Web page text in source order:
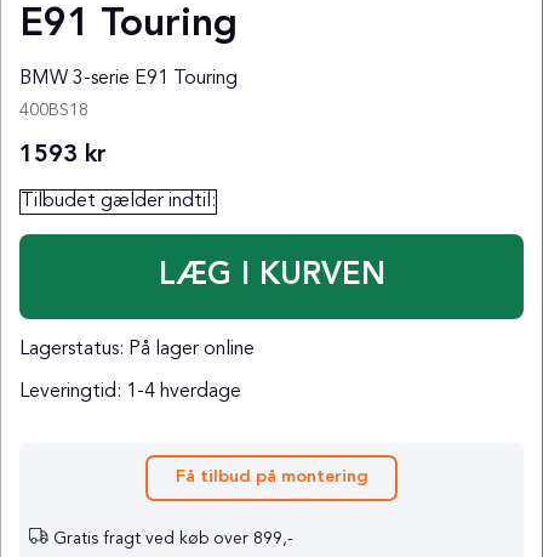
E91 Touring
BMW 3-serie E91 Touring
400BS18
1593 kr
Tilbudet gælder indtil:
Lagerstatus: På lager online
Leveringtid: 1-4 hverdage
Få tilbud på montering
Gratis fragt ved køb over 899,-